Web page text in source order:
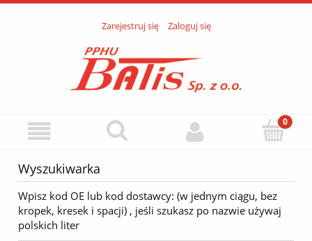
Zarejestruj się Zaloguj się
Wyszukiwarka
Wpisz kod OE lub kod dostawcy: (w jednym ciągu, bez
kropek, kresek i spacji) , jeśli szukasz po nazwie używaj
polskich liter